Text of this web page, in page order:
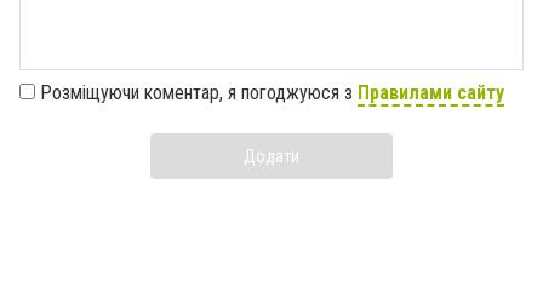
Розміщуючи коментар, я погоджуюся з Правилами сайту
Додати